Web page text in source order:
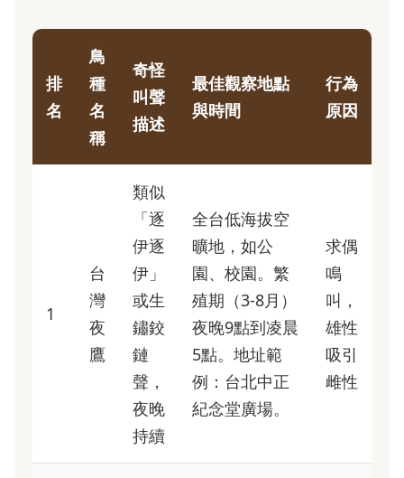
排
名
鳥
種
名
稱
奇怪
叫聲
描述
最佳觀察地點
與時間
行為
原因
1
台
灣
夜
鷹
類似
「逐
伊逐
伊」
或生
鏽鉸
鏈
聲，
夜晚
持續
全台低海拔空
曠地，如公
園、校園。繁
殖期（3-8月）
夜晚9點到凌晨
5點。地址範
例：台北中正
紀念堂廣場。
求偶
鳴
叫，
雄性
吸引
雌性